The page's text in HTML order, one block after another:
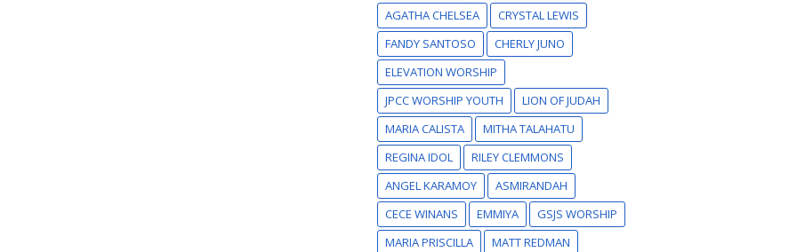
AGATHA CHELSEA
CRYSTAL LEWIS
FANDY SANTOSO
CHERLY JUNO
ELEVATION WORSHIP
JPCC WORSHIP YOUTH
LION OF JUDAH
MARIA CALISTA
MITHA TALAHATU
REGINA IDOL
RILEY CLEMMONS
ANGEL KARAMOY
ASMIRANDAH
CECE WINANS
EMMIYA
GSJS WORSHIP
MARIA PRISCILLA
MATT REDMAN